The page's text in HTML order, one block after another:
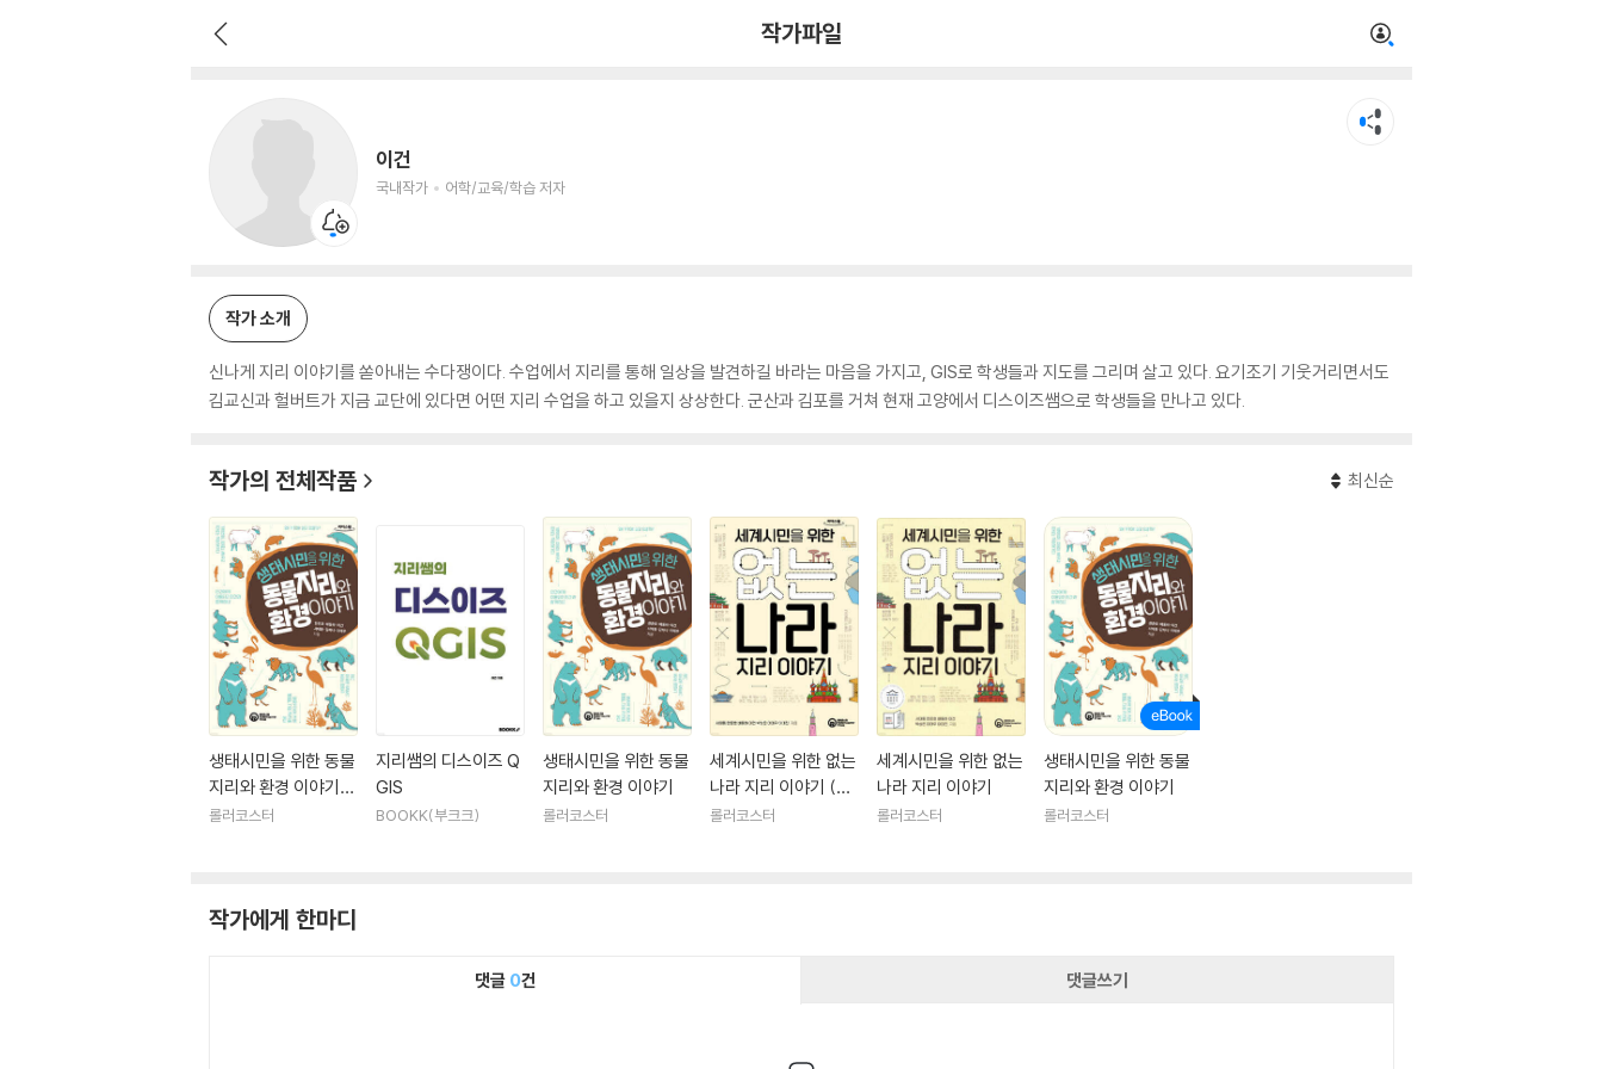
작가파일
이건
국내작가 어학/교육/학습 저자
작가 소개
신나게 지리 이야기를 쏟아내는 수다쟁이다. 수업에서 지리를 통해 일상을 발견하길 바라는 마음을 가지고, GIS로 학생들과 지도를 그리며 살고 있다. 요기조기 기웃거리면서도
김교신과 헐버트가 지금 교단에 있다면 어떤 지리 수업을 하고 있을지 상상한다. 군산과 김포를 거쳐 현재 고양에서 디스이즈쌤으로 학생들을 만나고 있다.
작가의 전체작품 최신순
생태시민을 위한 동물
지리와 환경 이야기
(큰글자도서)
롤러코스터
지리쌤의 디스이즈 Q
GIS
BOOKK(부크크)
생태시민을 위한 동물
지리와 환경 이야기
롤러코스터
세계시민을 위한 없는
나라 지리 이야기 (큰
글자도서)
롤러코스터
세계시민을 위한 없는
나라 지리 이야기
롤러코스터
생태시민을 위한 동물
지리와 환경 이야기
롤러코스터
작가에게 한마디
댓글 0건 댓글쓰기